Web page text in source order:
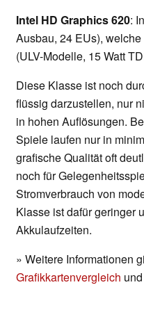
Intel HD Graphics 620:
Ausbau, 24 EUs),
(ULV-Modelle, 15 Watt
Diese Klasse ist noch
flüssig darzustellen, nur
in hohen Auflösungen.
Spiele laufen nur in
grafische Qualität oft
noch für
Stromverbrauch von
Klasse ist dafür geringer
Akkulaufzeiten.
» Weitere Informationen
Grafikkartenvergleich